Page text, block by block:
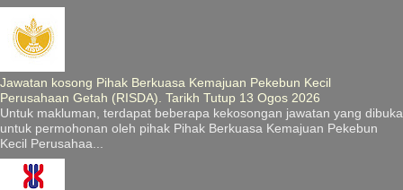
Jawatan kosong Pihak Berkuasa Kemajuan Pekebun Kecil
Perusahaan Getah (RISDA). Tarikh Tutup 13 Ogos 2026
Untuk makluman, terdapat beberapa kekosongan jawatan yang dibuka
untuk permohonan oleh pihak Pihak Berkuasa Kemajuan Pekebun
Kecil Perusahaa...